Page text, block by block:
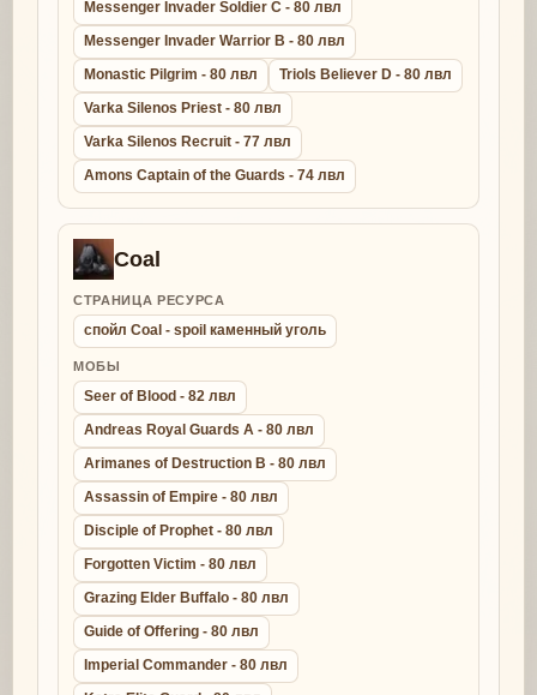
Messenger Invader Soldier C - 80 лвл
Messenger Invader Warrior B - 80 лвл
Monastic Pilgrim - 80 лвл
Triols Believer D - 80 лвл
Varka Silenos Priest - 80 лвл
Varka Silenos Recruit - 77 лвл
Amons Captain of the Guards - 74 лвл
Coal
СТРАНИЦА РЕСУРСА
спойл Coal - spoil каменный уголь
МОБЫ
Seer of Blood - 82 лвл
Andreas Royal Guards A - 80 лвл
Arimanes of Destruction B - 80 лвл
Assassin of Empire - 80 лвл
Disciple of Prophet - 80 лвл
Forgotten Victim - 80 лвл
Grazing Elder Buffalo - 80 лвл
Guide of Offering - 80 лвл
Imperial Commander - 80 лвл